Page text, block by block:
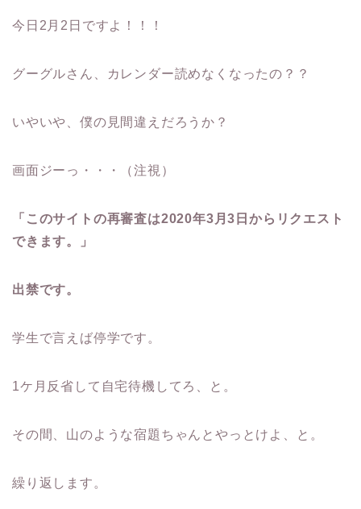
今日2月2日ですよ！！！
グーグルさん、カレンダー読めなくなったの？？
いやいや、僕の見間違えだろうか？
画面ジーっ・・・（注視）
「このサイトの再審査は2020年3月3日からリクエスト
できます。」
出禁です。
学生で言えば停学です。
1ケ月反省して自宅待機してろ、と。
その間、山のような宿題ちゃんとやっとけよ、と。
繰り返します。